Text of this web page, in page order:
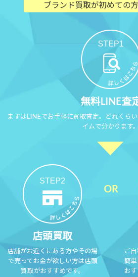
ブランド買取が初めての
STEP1
無料LINE査
まずはLINEでお手軽に買取査定。どれくら
イムで分かります。
STEP2
店頭買取
店舗がお近くにある方やその場
で売ってお金が欲しい方は店頭
買取がおすすめです。
ご
簡
お